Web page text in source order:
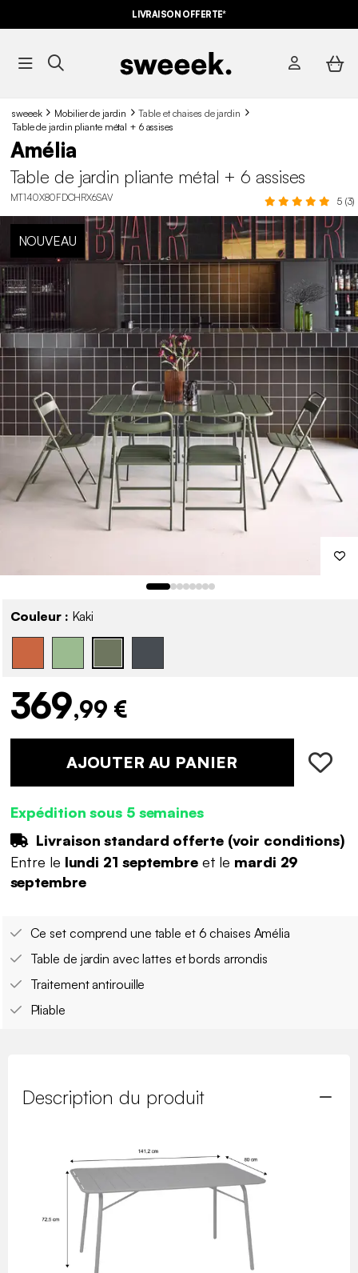
LIVRAISON OFFERTE*
sweeek Mobilier de jardin
Table et chaises de jardin
Table de jardin pliante métal + 6 assises
Amélia
Table de jardin pliante métal + 6 assises
MT140X80FDCHRX6SAV 5 (3)
NOUVEAU
Couleur : Kaki
369,99 €
AJOUTER AU PANIER
Expédition sous 5 semaines
Livraison standard offerte (voir conditions)
Entre le lundi 21 septembreet le mardi 29
septembre
Ce set comprend une table et 6 chaises Amélia
Table de jardin avec lattes et bords arrondis
Traitement antirouille
Pliable
Description du produit